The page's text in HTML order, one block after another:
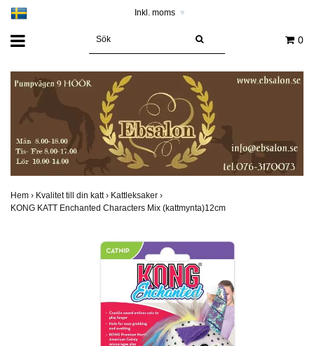
Inkl. moms ▾
0
Hem › Kvalitet till din katt› Kattleksaker ›
KONG KATT Enchanted Characters Mix (kattmynta)12cm